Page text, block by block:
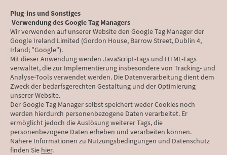
Plug-ins und Sonstiges
Verwendung des Google Tag Managers
Wir verwenden auf unserer Website den Google Tag Manager der
Google Ireland Limited (Gordon House, Barrow Street, Dublin 4,
Irland; "Google").
Mit dieser Anwendung werden JavaScript-Tags und HTML-Tags
verwaltet, die zur Implementierung insbesondere von Tracking- und
Analyse-Tools verwendet werden. Die Datenverarbeitung dient dem
Zweck der bedarfsgerechten Gestaltung und der Optimierung
unserer Website.
Der Google Tag Manager selbst speichert weder Cookies noch
werden hierdurch personenbezogene Daten verarbeitet. Er
ermöglicht jedoch die Auslösung weiterer Tags, die
personenbezogene Daten erheben und verarbeiten können.
Nähere Informationen zu Nutzungsbedingungen und Datenschutz
finden Sie hier.